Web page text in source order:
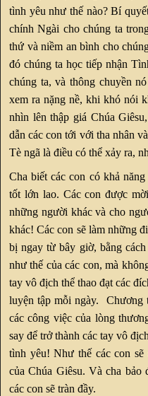
tình yêu như thế nào? Bí
chính Ngài cho chúng ta
thứ và niềm an bình cho
đó chúng ta học tiếp nhận
chúng ta, và thông chuyền
xem ra nặng nề, khi khó nói
nhìn lên thập giá Chúa
dẫn các con tới với tha nhân
Tè ngã là điều có thể xảy ra,
Cha biết các con có khả
tốt lớn lao. Các con được
những người khác và cho
khác! Các con sẽ làm những
bị ngay từ bây giờ, bằng
như thế của các con, mà
tay vô địch thể thao đạt các
luyện tập mỗi ngày. Chương
các công việc của lòng
say để trở thành các tay vô
tình yêu! Như thế các con
của Chúa Giêsu. Và cha bảo
các con sẽ tràn đầy.